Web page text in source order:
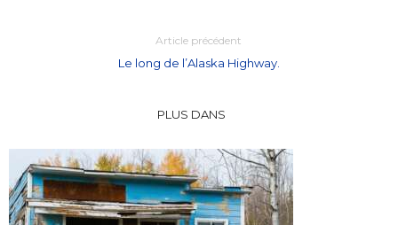
Article précédent
Le long de l’Alaska Highway.
PLUS DANS